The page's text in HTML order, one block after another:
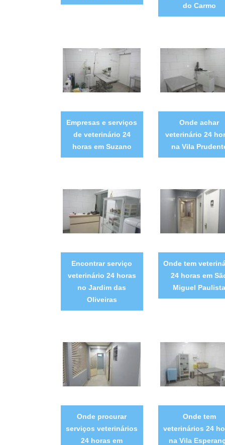
do Carmo
Empresas e serviços
de veterinário 24
horas em Suzano
Onde achar
veterinário 24
na Vila
Encontrar serviço
veterinário 24 horas
no Jardim das
Oliveiras
Onde tem
24 horas em
Miguel Paulista
Onde procurar
serviços veterinários
24 horas em
Onde tem
veterinários 24
na Vila